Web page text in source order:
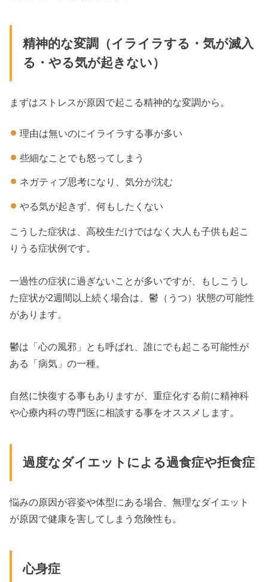
精神的な変調（イライラする・気が滅入
る・やる気が起きない）
まずはストレスが原因で起こる精神的な変調から。
理由は無いのにイライラする事が多い
些細なことでも怒ってしまう
ネガティブ思考になり、気分が沈む
やる気が起きず、何もしたくない
こうした症状は、高校生だけではなく大人も子供も起こ
りうる症状例です。
一過性の症状に過ぎないことが多いですが、もしこうし
た症状が2週間以上続く場合は、鬱（うつ）状態の可能性
があります。
鬱は「心の風邪」とも呼ばれ、誰にでも起こる可能性が
ある「病気」の一種。
自然に快復する事もありますが、重症化する前に精神科
や心療内科の専門医に相談する事をオススメします。
過度なダイエットによる過食症や拒食症
悩みの原因が容姿や体型にある場合、無理なダイエット
が原因で健康を害してしまう危険性も。
心身症